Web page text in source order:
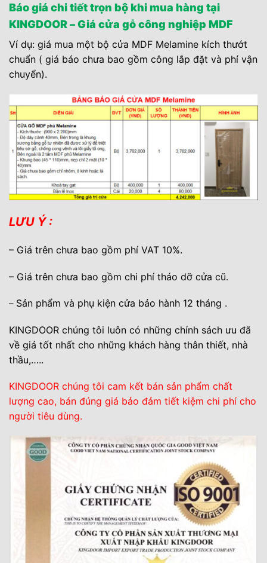
Báo giá chi tiết trọn bộ khi mua hàng tại
KINGDOOR – Giá cửa gỗ công nghiệp MDF
Ví dụ: giá mua một bộ cửa MDF Melamine kích thướt
chuẩn ( giá báo chưa bao gồm công lắp đặt và phí vận
chuyển).
LƯU Ý :
– Giá trên chưa bao gồm phí VAT 10%.
– Giá trên chưa bao gồm chi phí tháo dỡ cửa cũ.
– Sản phẩm và phụ kiện cửa bảo hành 12 tháng .
KINGDOOR chúng tôi luôn có những chính sách ưu đã
về giá tốt nhất cho những khách hàng thân thiết, nhà
thầu,…..
KINGDOOR chúng tôi cam kết bán sản phẩm chất
lượng cao, bán đúng giá bảo đảm tiết kiệm chi phí cho
người tiêu dùng.